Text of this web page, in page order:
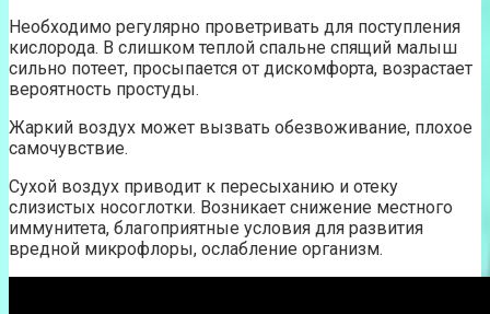
Необходимо регулярно проветривать для поступления
кислорода. В слишком теплой спальне спящий малыш
сильно потеет, просыпается от дискомфорта, возрастает
вероятность простуды.
Жаркий воздух может вызвать обезвоживание, плохое
самочувствие.
Сухой воздух приводит к пересыханию и отеку
слизистых носоглотки. Возникает снижение местного
иммунитета, благоприятные условия для развития
вредной микрофлоры, ослабление организм.